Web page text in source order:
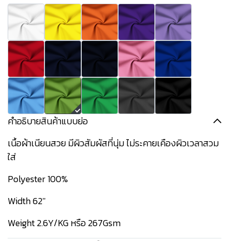
คำอธิบายสินค้าแบบย่อ
เนื้อผ้าเนียนสวย มีผิวสัมผัสที่นุ่ม ไม่ระคายเคืองผิวเวลาสวม
ใส่
Polyester 100%
Width 62''
Weight 2.6Y/KG หรือ 267Gsm